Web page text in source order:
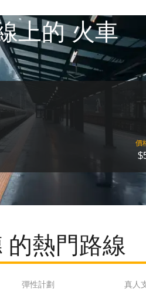
上的 火車
價
的熱門路線
彈性計劃 真人